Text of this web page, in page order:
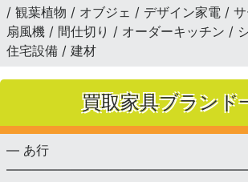
/ 観葉植物 / オブジェ / デザイン家電 / サ
扇風機 / 間仕切り / オーダーキッチン /
住宅設備 / 建材
買取家具ブランド
— あ行